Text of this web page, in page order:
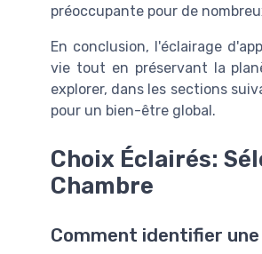
préoccupante pour de
En conclusion, l'éclairage
vie tout en préservant la
explorer, dans les sections
pour un bien-être global.
Choix Éclairés:
Chambre
Comment identifier